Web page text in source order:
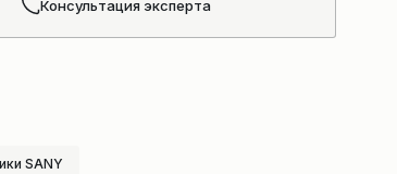
Консультация эксперта
SANY